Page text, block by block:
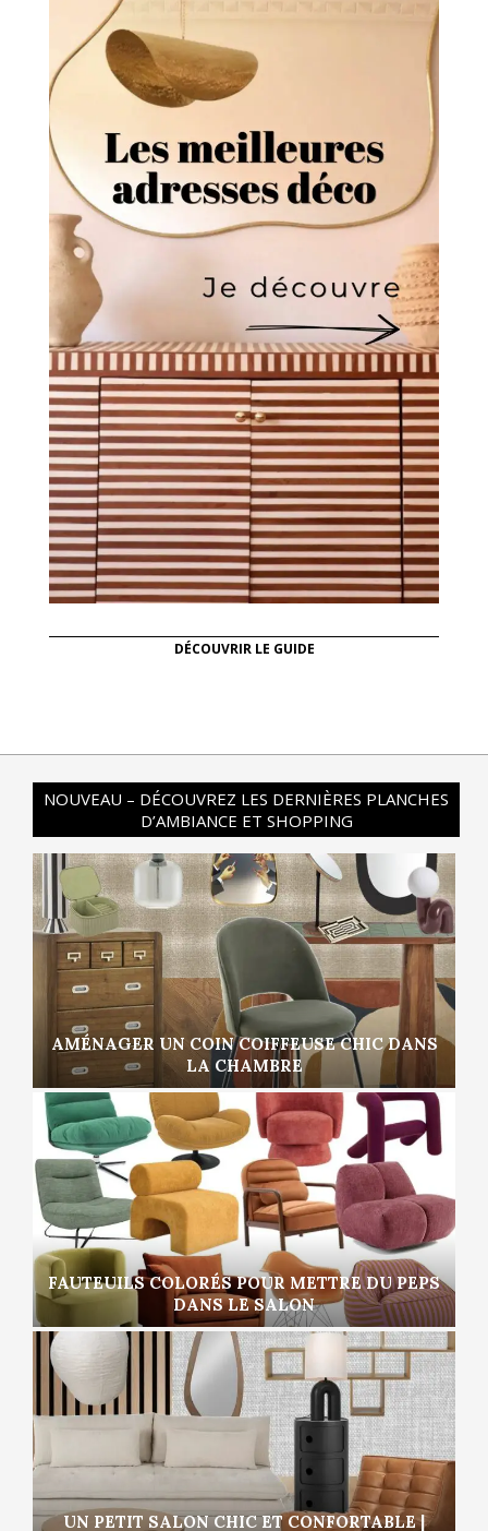
DÉCOUVRIR LE GUIDE
NOUVEAU – DÉCOUVREZ LES DERNIÈRES PLANCHES
D’AMBIANCE ET SHOPPING
AMÉNAGER UN COIN COIFFEUSE CHIC DANS
LA CHAMBRE
FAUTEUILS COLORÉS POUR METTRE DU PEPS
DANS LE SALON
UN PETIT SALON CHIC ET CONFORTABLE |